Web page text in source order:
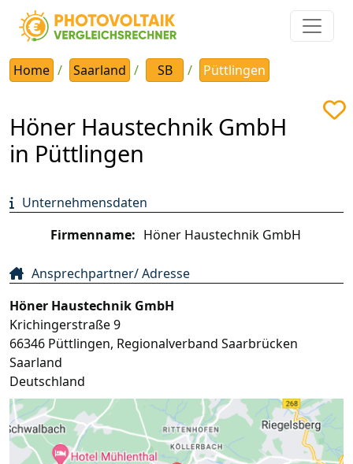
Home Saarland SB Püttlingen
Höner Haustechnik GmbH
in Püttlingen
Unternehmensdaten
Firmenname: Höner Haustechnik GmbH
Ansprechpartner/ Adresse
Höner Haustechnik GmbH
Krichingerstraße 9
66346 Püttlingen, Regionalverband Saarbrücken
Saarland
Deutschland